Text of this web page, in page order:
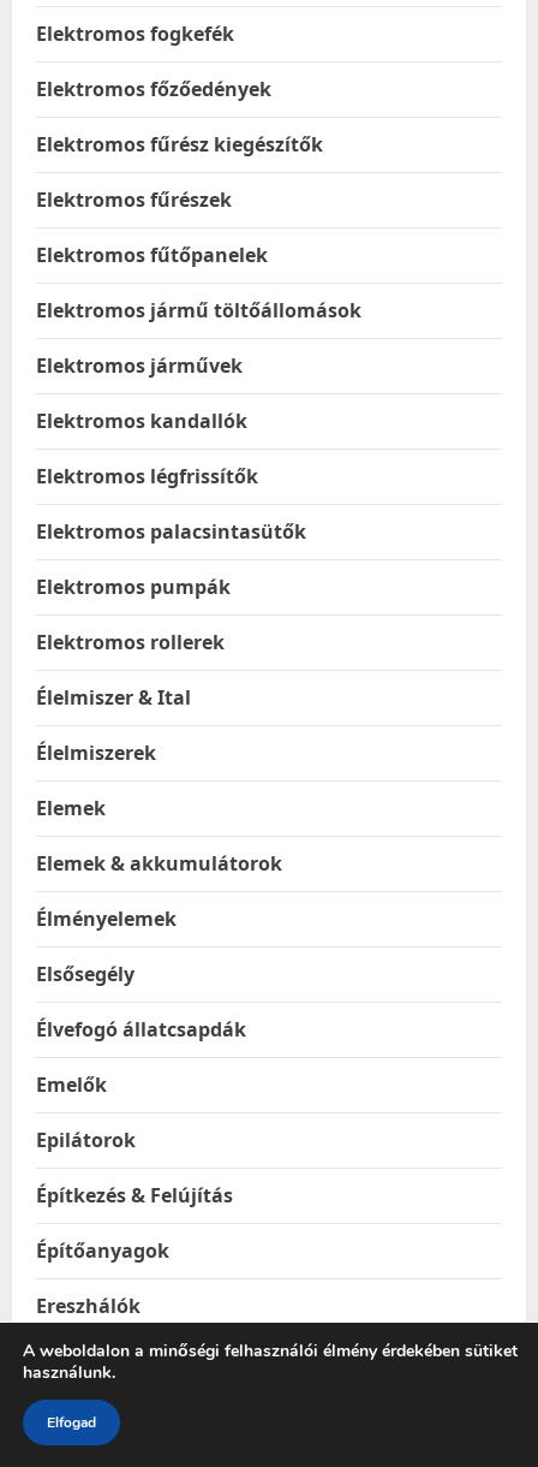
Elektromos fogkefék
Elektromos főzőedények
Elektromos fűrész kiegészítők
Elektromos fűrészek
Elektromos fűtőpanelek
Elektromos jármű töltőállomások
Elektromos járművek
Elektromos kandallók
Elektromos légfrissítők
Elektromos palacsintasütők
Elektromos pumpák
Elektromos rollerek
Élelmiszer & Ital
Élelmiszerek
Elemek
Elemek & akkumulátorok
Élményelemek
Elsősegély
Élvefogó állatcsapdák
Emelők
Epilátorok
Építkezés & Felújítás
Építőanyagok
Ereszhálók
Esővízgyűjtő tartályok
Esőztetők és locsolók
A weboldalon a minőségi felhasználói élmény érdekében sütiket
használunk.
Elfogad